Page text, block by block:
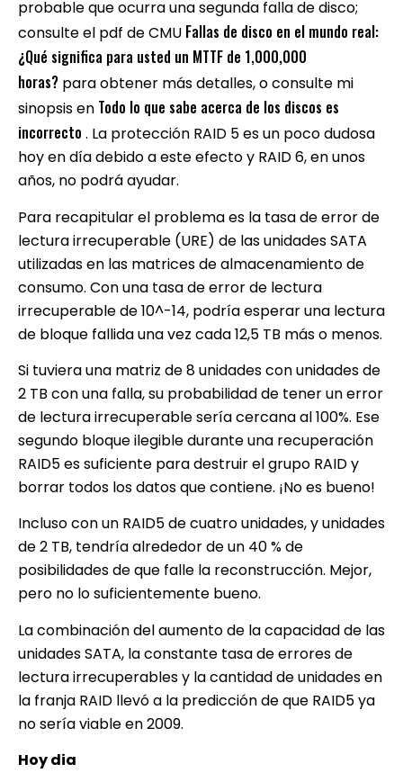
probable que ocurra una segunda falla de disco;
consulte el pdf de CMU Fallas de disco en el mundo real:
¿Qué significa para usted un MTTF de 1,000,000
horas? para obtener más detalles, o consulte mi
sinopsis en Todo lo que sabe acerca de los discos es
incorrecto . La protección RAID 5 es un poco dudosa
hoy en día debido a este efecto y RAID 6, en unos
años, no podrá ayudar.
Para recapitularel problema es la tasa de error de
lectura irrecuperable (URE) de las unidades SATA
utilizadas en las matrices de almacenamiento de
consumo. Con una tasa de error de lectura
irrecuperable de 10^-14, podría esperar una lectura
de bloque fallida una vez cada 12,5 TB más o menos.
Si tuviera una matriz de 8 unidades con unidades de
2 TB con una falla, su probabilidad de tener un error
de lectura irrecuperable sería cercana al 100%. Ese
segundo bloque ilegible durante una recuperación
RAID5 es suficiente para destruir el grupo RAID y
borrar todos los datos que contiene. ¡No es bueno!
Incluso con un RAID5 de cuatro unidades, y unidades
de 2 TB, tendría alrededor de un 40 % de
posibilidades de que falle la reconstrucción. Mejor,
pero no lo suficientemente bueno.
La combinación del aumento de la capacidad de las
unidades SATA, la constante tasa de errores de
lectura irrecuperables y la cantidad de unidades en
la franja RAID llevó a la predicción de que RAID5 ya
no sería viable en 2009.
Hoy dia